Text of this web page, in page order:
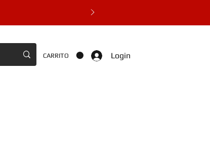
CARRITO Login